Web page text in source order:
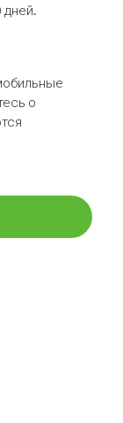
дней.
о